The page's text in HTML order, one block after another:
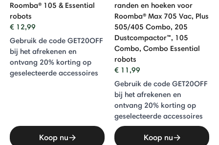
Roomba® 105 & Essential
robots
€ 12,99
Gebruik de code GET20OFF
bij het afrekenen en
ontvang 20% ​​korting op
geselecteerde accessoires
Koop nu
randen en hoeken voor
Roomba® Max 705 Vac, Plus
505/405 Combo, 205
Dustcompactor™, 105
Combo, Combo Essential
robots
€ 11,99
Gebruik de code GET20OFF
bij het afrekenen en
ontvang 20% ​​korting op
geselecteerde accessoires
Koop nu